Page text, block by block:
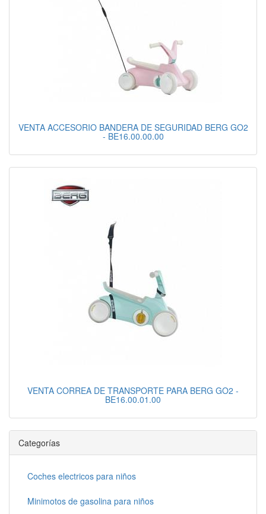
VENTA ACCESORIO BANDERA DE SEGURIDAD BERG GO2
- BE16.00.00.00
VENTA CORREA DE TRANSPORTE PARA BERG GO2 -
BE16.00.01.00
Categorías
Coches electricos para niños
Minimotos de gasolina para niños